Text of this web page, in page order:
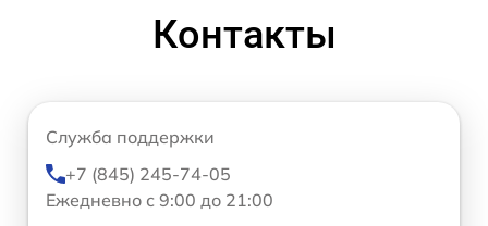
Контакты
Служба поддержки
+7 (845) 245-74-05
Ежедневно с 9:00 до 21:00